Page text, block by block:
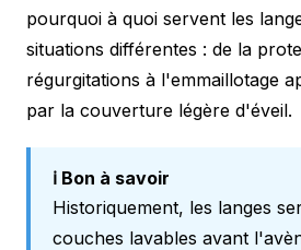
pourquoi à quoi servent les
situations différentes : de la
régurgitations à l'emmaillotage
par la couverture légère d'éveil.
ℹ️ Bon à savoir
Historiquement, les langes
couches lavables avant